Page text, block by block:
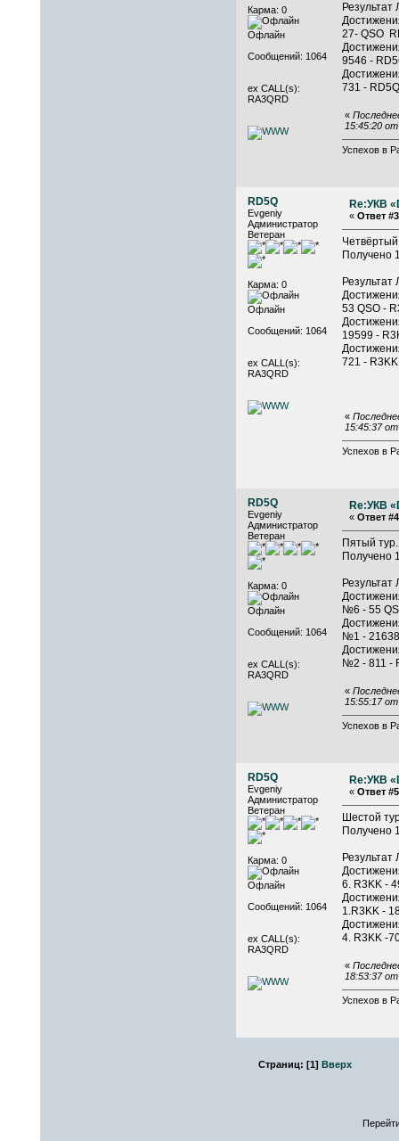
Карма: 0
Офлайн
Сообщений: 1064
ex CALL(s):
RA3QRD
27- QSO
9546 -
731 -
«
15:45:20
Успехов в
RD5Q
Evgeniy
Администратор
Ветеран
Карма: 0
Офлайн
Сообщений: 1064
ex CALL(s):
RA3QRD
Re:УКВ
« Ответ
Получено
53 QSO -
19599 -
721 -
«
15:45:37
Успехов в
RD5Q
Evgeniy
Администратор
Ветеран
Карма: 0
Офлайн
Сообщений: 1064
ex CALL(s):
RA3QRD
Re:УКВ
« Ответ
Пятый
Получено
№6 - 55
№1 -
№2 - 811 -
«
15:55:17
Успехов в
RD5Q
Evgeniy
Администратор
Ветеран
Карма: 0
Офлайн
Сообщений: 1064
ex CALL(s):
RA3QRD
Re:УКВ
« Ответ
Шестой
Получено
6. R3KK -
1.R3KK -
4. R3KK -
«
18:53:37
Успехов в
Страниц: [1] Вверх